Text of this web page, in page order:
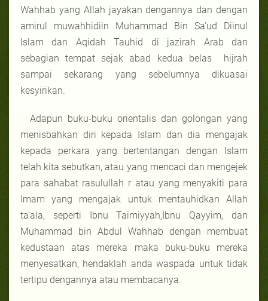
Wahhab yang Allah jayakan dengannya dan dengan
amirul muwahhidiin Muhammad Bin Sa’ud Diinul
Islam dan Aqidah Tauhid di jazirah Arab dan
sebagian tempat sejak abad kedua belas hijrah
sampai sekarang yang sebelumnya dikuasai
kesyirikan.
Adapun buku-buku orientalis dan golongan yang
menisbahkan diri kepada Islam dan dia mengajak
kepada perkara yang bertentangan dengan Islam
telah kita sebutkan, atau yang mencaci dan mengejek
para sahabat rasulullah r atau yang menyakiti para
Imam yang mengajak untuk mentauhidkan Allah
ta’ala, seperti Ibnu Taimiyyah,Ibnu Qayyim, dan
Muhammad bin Abdul Wahhab dengan membuat
kedustaan atas mereka maka buku-buku mereka
menyesatkan, hendaklah anda waspada untuk tidak
tertipu dengannya atau membacanya.